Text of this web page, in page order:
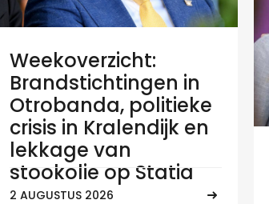
Weekoverzicht:
Brandstichtingen in
Otrobanda, politieke
crisis in Kralendijk en
lekkage van
stookolie op Statia
2 AUGUSTUS 2026